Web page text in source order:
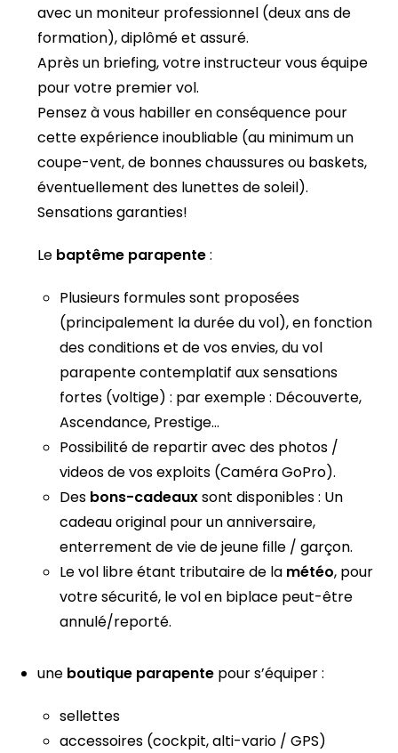
avec un moniteur professionnel (deux ans de
formation), diplômé et assuré.
Après un briefing, votre instructeur vous équipe
pour votre premier vol.
Pensez à vous habiller en conséquence pour
cette expérience inoubliable (au minimum un
coupe-vent, de bonnes chaussures ou baskets,
éventuellement des lunettes de soleil).
Sensations garanties!
Le baptême parapente:
Plusieurs formules sont proposées
(principalement la durée du vol), en fonction
des conditions et de vos envies, du vol
parapente contemplatif aux sensations
fortes (voltige) : par exemple : Découverte,
Ascendance, Prestige…
Possibilité de repartir avec des photos /
videos de vos exploits (Caméra GoPro).
Des bons-cadeauxsont disponibles : Un
cadeau original pour un anniversaire,
enterrement de vie de jeune fille / garçon.
Le vol libre étant tributaire de la météo, pour
votre sécurité, le vol en biplace peut-être
annulé/reporté.
une boutique parapente pour s’équiper :
sellettes
accessoires (cockpit, alti-vario / GPS)